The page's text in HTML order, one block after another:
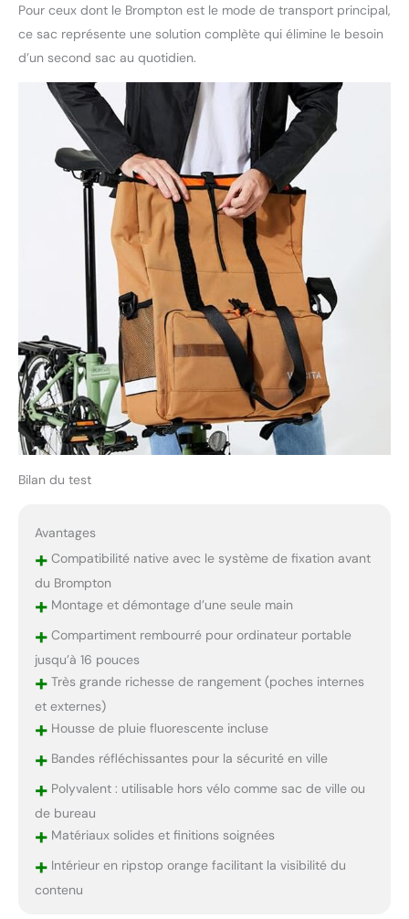
Pour ceux dont le Brompton est le mode de transport principal,
ce sac représente une solution complète qui élimine le besoin
d’un second sac au quotidien.
Bilan du test
Avantages
+Compatibilité native avec le système de fixation avant
du Brompton
+Montage et démontage d’une seule main
+Compartiment rembourré pour ordinateur portable
jusqu’à 16 pouces
+Très grande richesse de rangement (poches internes
et externes)
+Housse de pluie fluorescente incluse
+Bandes réfléchissantes pour la sécurité en ville
+Polyvalent : utilisable hors vélo comme sac de ville ou
de bureau
+Matériaux solides et finitions soignées
+Intérieur en ripstop orange facilitant la visibilité du
contenu